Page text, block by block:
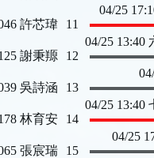
04/25
04/25 13:40
許芯瑋 11
謝秉羱 12
04/25
04/25 13:40
吳詩涵 13
林育安 14
張宸瑞 15